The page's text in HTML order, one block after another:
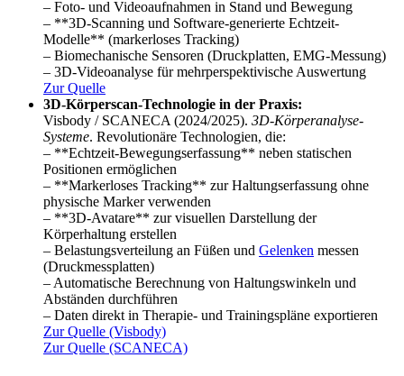
– Foto- und Videoaufnahmen in Stand und Bewegung
– **3D-Scanning und Software-generierte Echtzeit-
Modelle** (markerloses Tracking)
– Biomechanische Sensoren (Druckplatten, EMG-Messung)
– 3D-Videoanalyse für mehrperspektivische Auswertung
Zur Quelle
3D-Körperscan-Technologie in der Praxis:
Visbody / SCANECA (2024/2025). 3D-Körperanalyse-
Systeme. Revolutionäre Technologien, die:
– **Echtzeit-Bewegungserfassung** neben statischen
Positionen ermöglichen
– **Markerloses Tracking** zur Haltungserfassung ohne
physische Marker verwenden
– **3D-Avatare** zur visuellen Darstellung der
Körperhaltung erstellen
– Belastungsverteilung an Füßen und Gelenken messen
(Druckmessplatten)
– Automatische Berechnung von Haltungswinkeln und
Abständen durchführen
– Daten direkt in Therapie- und Trainingspläne exportieren
Zur Quelle (Visbody)
Zur Quelle (SCANECA)